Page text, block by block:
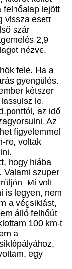
felhőalap lejött
vissza esett
szár
2,9
nézve,
felé. Ha a
gyengülés,
kétszer
le.
az idő
Az
figyelemmel
re, voltak
hogy hiába
Valami szuper
Mi volt
is legyen, nem
a végsiklást,
álló felhőút
100 km-t
a
egy